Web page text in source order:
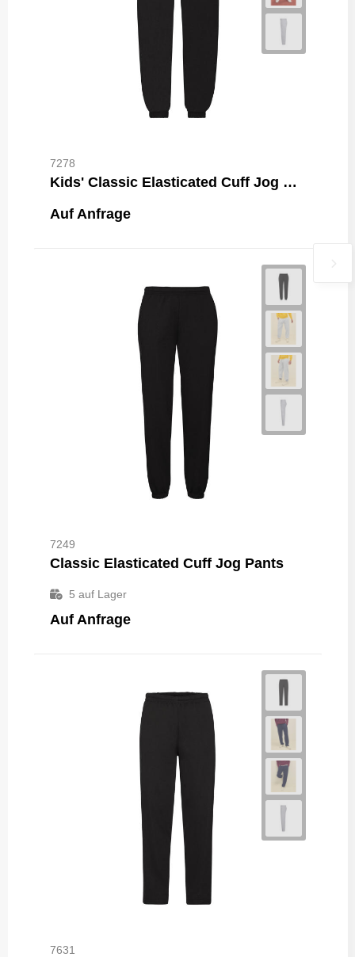
7278
Kids' Classic Elasticated Cuff Jog Pants
Auf Anfrage
7249
Classic Elasticated Cuff Jog Pants
5 auf Lager
Auf Anfrage
7631